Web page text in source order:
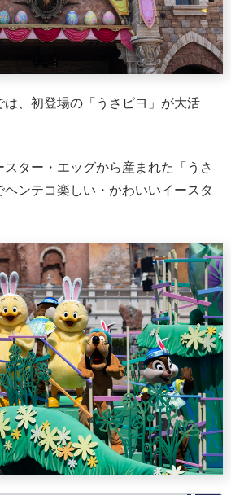
、初登場の「うさピヨ」が大活
スター・エッグから産まれた「うさ
ヘンテコ楽しい・かわいいイースタ